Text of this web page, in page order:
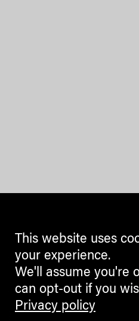
This website uses
your experience.
We'll assume you're
can opt-out if you
Privacy policy